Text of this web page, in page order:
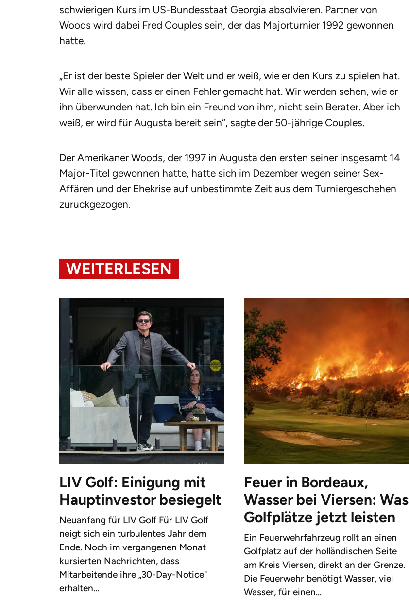
schwierigen Kurs im US-Bundesstaat Georgia absolvieren. Partner von
Woods wird dabei Fred Couples sein, der das Majorturnier 1992 gewonnen
hatte.
„Er ist der beste Spieler der Welt und er weiß, wie er den Kurs zu spielen hat.
Wir alle wissen, dass er einen Fehler gemacht hat. Wir werden sehen, wie er
ihn überwunden hat. Ich bin ein Freund von ihm, nicht sein Berater. Aber ich
weiß, er wird für Augusta bereit sein“, sagte der 50-jährige Couples.
Der Amerikaner Woods, der 1997 in Augusta den ersten seiner insgesamt 14
Major-Titel gewonnen hatte, hatte sich im Dezember wegen seiner Sex-
Affären und der Ehekrise auf unbestimmte Zeit aus dem Turniergeschehen
zurückgezogen.
WEITERLESEN
LIV Golf: Einigung mit
Hauptinvestor besiegelt
Neuanfang für LIV Golf Für LIV Golf
neigt sich ein turbulentes Jahr dem
Ende. Noch im vergangenen Monat
kursierten Nachrichten, dass
Mitarbeitende ihre „30-Day-Notice"
erhalten...
Feuer in Bordeaux,
Wasser bei Viersen: Was
Golfplätze jetzt leisten
Ein Feuerwehrfahrzeug rollt an einen
Golfplatz auf der holländischen Seite
am Kreis Viersen, direkt an der Grenze.
Die Feuerwehr benötigt Wasser, viel
Wasser, für einen...